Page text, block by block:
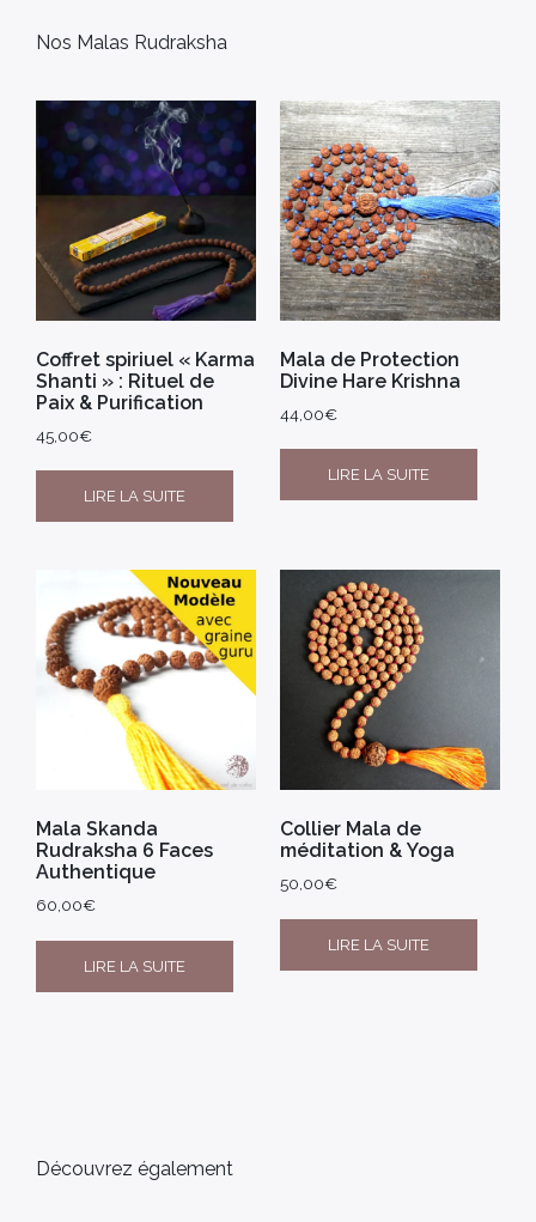
Nos Malas Rudraksha
Coffret spiriuel « Karma
Shanti » : Rituel de
Paix & Purification
45,00€
LIRE LA SUITE
Mala de Protection
Divine Hare Krishna
44,00€
LIRE LA SUITE
Mala Skanda
Rudraksha 6 Faces
Authentique
60,00€
LIRE LA SUITE
Collier Mala de
méditation & Yoga
50,00€
LIRE LA SUITE
Découvrez également